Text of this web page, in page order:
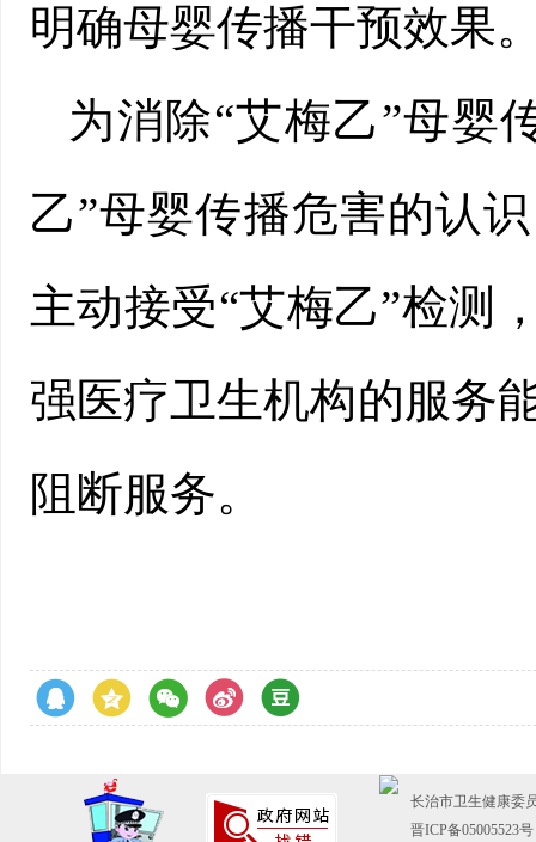
明确母婴传播干预效果
为消除“艾梅乙”母婴
乙”母婴传播危害的认
主动接受“艾梅乙”检测
强医疗卫生机构的服务
阻断服务。
长治市卫生健康委
晋ICP备05005523号